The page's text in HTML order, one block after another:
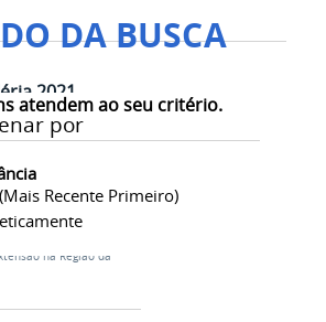
DA BUSCA
atendem ao seu critério.
por
Recente Primeiro)
2021
,NEABI
,PROEX,HORTA,
na Região da